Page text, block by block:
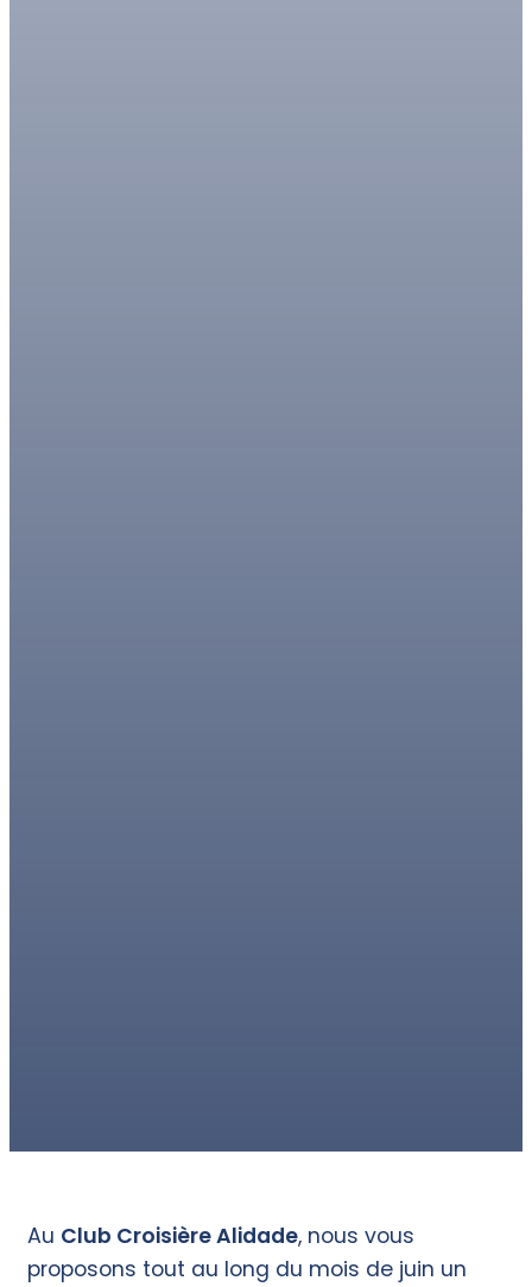
Au Club Croisière Alidade, nous vous
proposons tout au long du mois de juin un